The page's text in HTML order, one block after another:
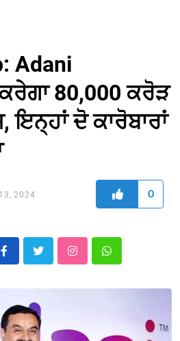
Adani
80,000 ਕਰੋੜ
ਇਨ੍ਹਾਂ ਦੋ ਕਾਰੋਬਾਰਾਂ
2024 0